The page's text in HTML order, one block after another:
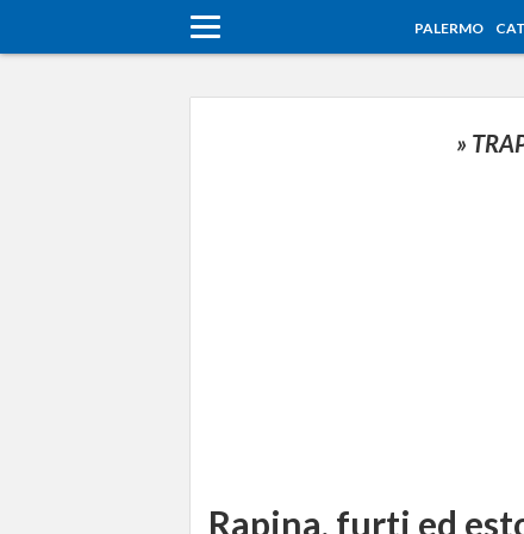
PALERMO
»
Rapina, furti ed